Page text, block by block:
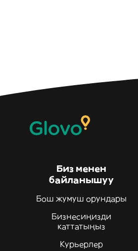
Биз менен
байланышуу
Бош жумуш орундары
Бизнесиңизди
каттатыңыз
Курьерлер